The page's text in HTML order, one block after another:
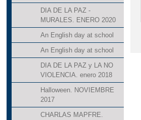
DIA DE LA PAZ -
MURALES. ENERO 2020
An English day at school
An English day at school
DIA DE LA PAZ y LA NO
VIOLENCIA. enero 2018
Halloween. NOVIEMBRE
2017
CHARLAS MAPFRE.